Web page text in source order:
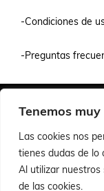
Tenemos
Las cookies nos
tienes dudas de lo
Al utilizar nuestros
de las cookies.
-Condiciones de
-Preguntas